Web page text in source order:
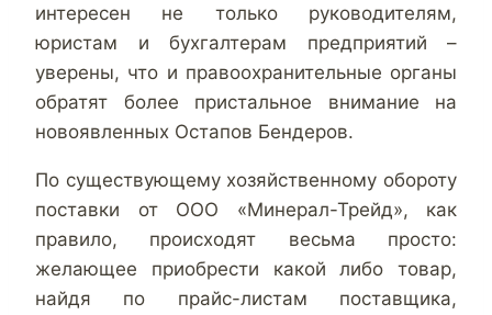
интересен не только руководителям,
юристам и бухгалтерам предприятий –
уверены, что и правоохранительные органы
обратят более пристальное внимание на
новоявленных Остапов Бендеров.
По существующему хозяйственному обороту
поставки от ООО «Минерал-Трейд», как
правило, происходят весьма просто:
желающее приобрести какой либо товар,
найдя по прайс-листам поставщика,